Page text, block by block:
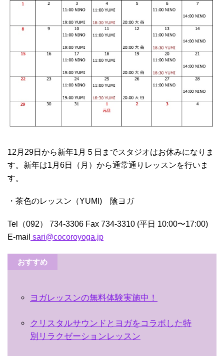
12月29日から新年1月５日までスタジオはお休みになりま
す。新年は1月6日（月）から通常通りレッスンを行いま
す。
・茶色のレッスン（YUMI) 陰ヨガ
Tel（092） 734-3306 Fax 734-3310 (平日 10:00〜17:00)
E-mail sari@cocoroyoga.jp
おすすめ
ヨガレッスンの無料体験実施中！
クリスタルサウンドとヨガをコラボした特
別リラクゼーションレッスン